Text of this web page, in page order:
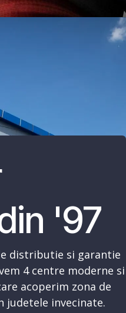
'97
distributie si garantie
4 centre moderne si
acoperim zona de
invecinate.